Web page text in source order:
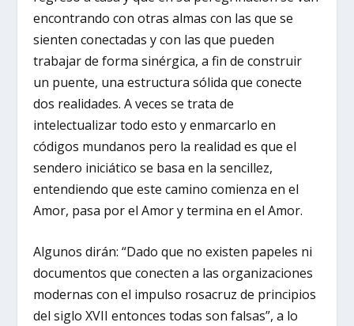
encontrando con otras almas con las que se
sienten conectadas y con las que pueden
trabajar de forma sinérgica, a fin de construir
un puente, una estructura sólida que conecte
dos realidades. A veces se trata de
intelectualizar todo esto y enmarcarlo en
códigos mundanos pero la realidad es que el
sendero iniciático se basa en la sencillez,
entendiendo que este camino comienza en el
Amor, pasa por el Amor y termina en el Amor.
Algunos dirán: “Dado que no existen papeles ni
documentos que conecten a las organizaciones
modernas con el impulso rosacruz de principios
del siglo XVII entonces todas son falsas”, a lo